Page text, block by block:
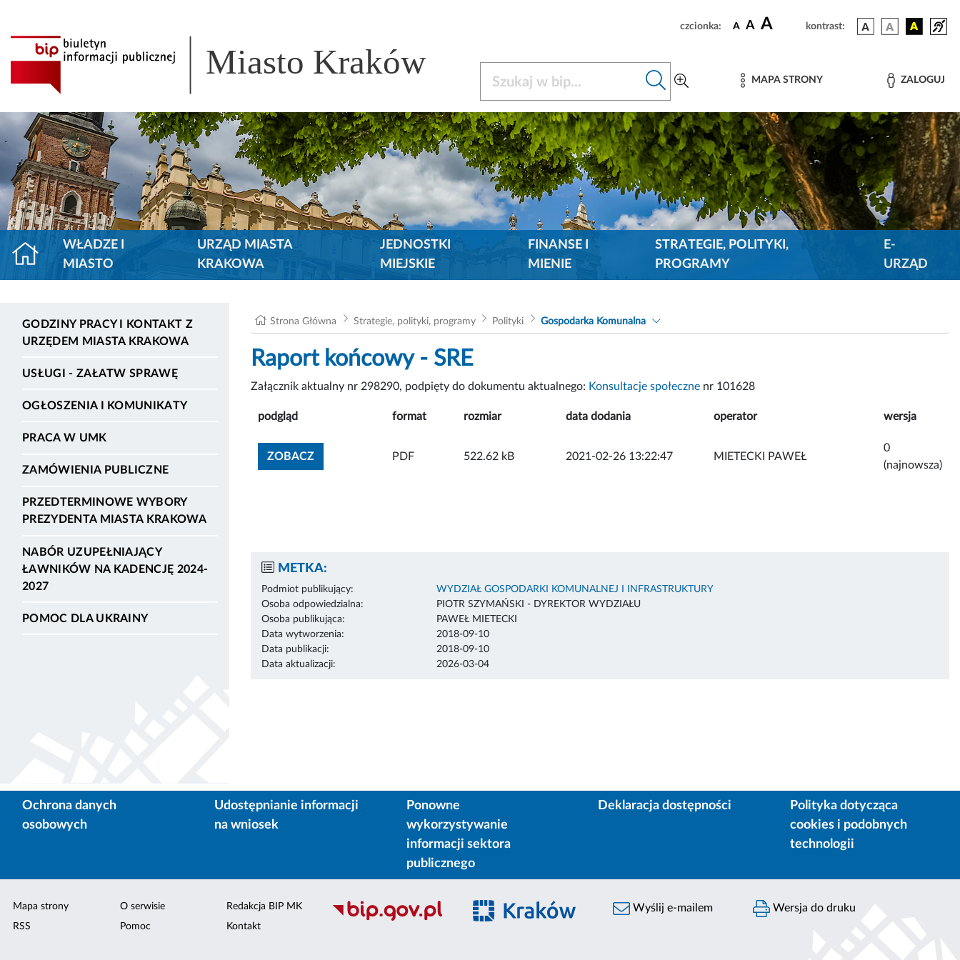
czcionka: A A A kontrast:
Miasto Kraków MAPA STRONY ZALOGUJ
WŁADZE I
MIASTO
URZĄD MIASTA
KRAKOWA
JEDNOSTKI
MIEJSKIE
FINANSE I
MIENIE
STRATEGIE, POLITYKI,
PROGRAMY
E-
URZĄD
GODZINY PRACY I KONTAKT Z
URZĘDEM MIASTA KRAKOWA
USŁUGI - ZAŁATW SPRAWĘ
OGŁOSZENIA I KOMUNIKATY
PRACA W UMK
ZAMÓWIENIA PUBLICZNE
PRZEDTERMINOWE WYBORY
PREZYDENTA MIASTA KRAKOWA
NABÓR UZUPEŁNIAJĄCY
ŁAWNIKÓW NA KADENCJĘ 2024-
2027
POMOC DLA UKRAINY
Strona Główna Strategie, polityki, programy Polityki Gospodarka Komunalna
Raport końcowy - SRE
Załącznik aktualny nr 298290, podpięty do dokumentu aktualnego: Konsultacje społeczne nr 101628
podgląd format rozmiar data dodania operator wersja
ZOBACZZOBACZ ZAŁĄCZNIK
PDF 522.62 kB 2021-02-26 13:22:47 MIETECKI PAWEŁ
0
(najnowsza)
METKA:
Podmiot publikujący:
WYDZIAŁ GOSPODARKI KOMUNALNEJ I INFRASTRUKTURY
Osoba odpowiedzialna:
PIOTR SZYMAŃSKI - DYREKTOR WYDZIAŁU
Osoba publikująca:
PAWEŁ MIETECKI
Data wytworzenia:
2018-09-10
Data publikacji:
2018-09-10
Data aktualizacji:
2026-03-04
Ochrona danych
osobowych
Udostępnianie informacji
na wniosek
Ponowne
wykorzystywanie
informacji sektora
publicznego
Deklaracja dostępności
Polityka dotycząca
cookies i podobnych
technologii
Mapa strony
RSS
O serwisie
Pomoc
Redakcja BIP MK
Kontakt
Wyślij e-mailem Wersja do druku